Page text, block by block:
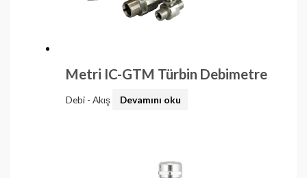
Metri IC-GTM Türbin Debimetre
Debi - Akış Devamını oku